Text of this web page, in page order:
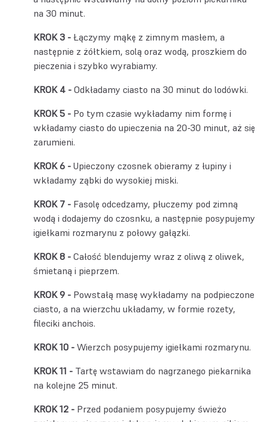
na 30 minut.
Łączymy mąkę z zimnym masłem, a
następnie z żółtkiem, solą oraz wodą, proszkiem do
pieczenia i szybko wyrabiamy.
Odkładamy ciasto na 30 minut do lodówki.
Po tym czasie wykładamy nim formę i
wkładamy ciasto do upieczenia na 20-30 minut, aż się
zarumieni.
Upieczony czosnek obieramy z łupiny i
wkładamy ząbki do wysokiej miski.
Fasolę odcedzamy, płuczemy pod zimną
wodą i dodajemy do czosnku, a następnie posypujemy
igiełkami rozmarynu z połowy gałązki.
Całość blendujemy wraz z oliwą z oliwek,
śmietaną i pieprzem.
Powstałą masę wykładamy na podpieczone
ciasto, a na wierzchu układamy, w formie rozety,
fileciki anchois.
Wierzch posypujemy igiełkami rozmarynu.
Tartę wstawiam do nagrzanego piekarnika
na kolejne 25 minut.
Przed podaniem posypujemy świeżo